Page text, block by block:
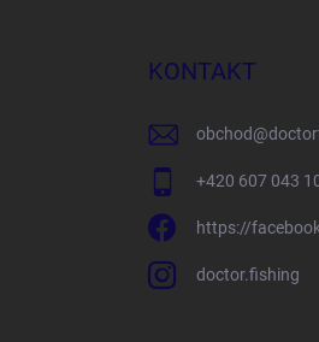
KONTAKT
obchod@
+420 607 043
https://
doctor.fishing